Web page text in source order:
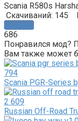
Scania R580s
Скачиваний: 145
Скачать
686
Понравился мод?
Вам также может
794
Scania PGR-Series
2 609
Russian Off-Road